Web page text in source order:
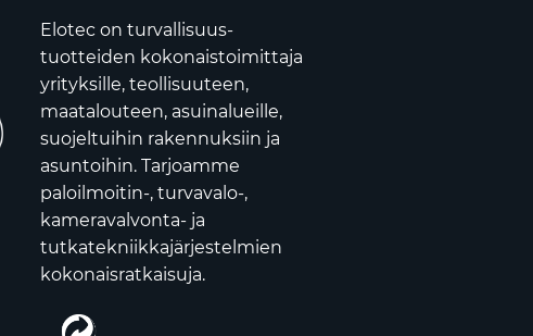
Elotec on turvallisuus-
tuotteiden kokonaistoimittaja
yrityksille, teollisuuteen,
maatalouteen, asuinalueille,
suojeltuihin rakennuksiin ja
asuntoihin. Tarjoamme
paloilmoitin-, turvavalo-,
kameravalvonta- ja
tutkatekniikkajärjestelmien
kokonaisratkaisuja.